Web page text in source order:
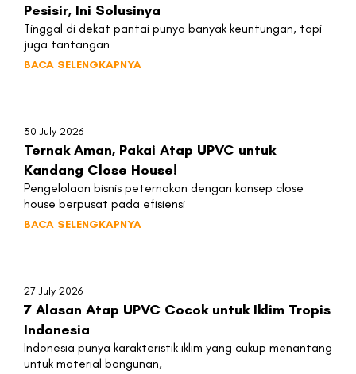
Pesisir, Ini Solusinya
Tinggal di dekat pantai punya banyak keuntungan, tapi
juga tantangan
BACA SELENGKAPNYA
30 July 2026
Ternak Aman, Pakai Atap UPVC untuk
Kandang Close House!
Pengelolaan bisnis peternakan dengan konsep close
house berpusat pada efisiensi
BACA SELENGKAPNYA
27 July 2026
7 Alasan Atap UPVC Cocok untuk Iklim Tropis
Indonesia
Indonesia punya karakteristik iklim yang cukup menantang
untuk material bangunan,